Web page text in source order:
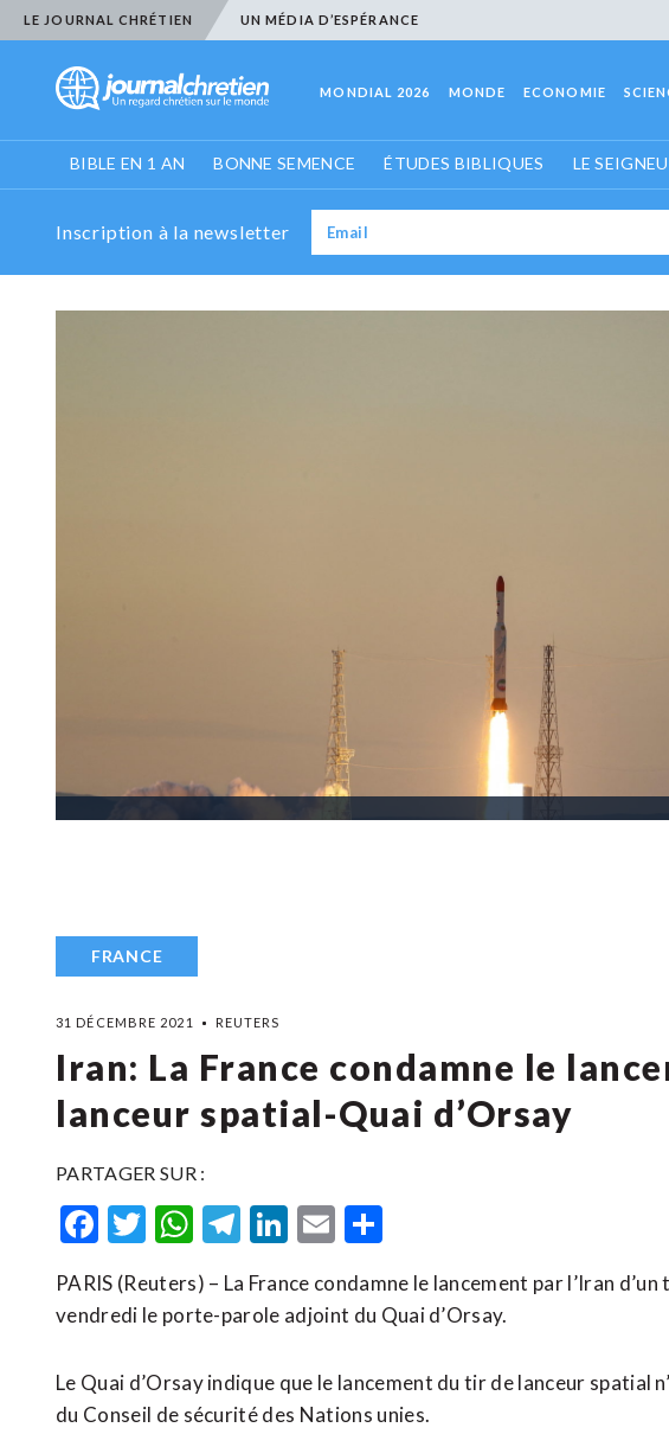
LE JOURNAL CHRÉTIEN UN MÉDIA D’ESPÉRANCE
MONDIAL 2026 MONDE ECONOMIE
BIBLE EN 1 AN BONNE SEMENCE ÉTUDES BIBLIQUES LE
Inscription à la newsletter
FRANCE
31 DÉCEMBRE 2021 REUTERS
Iran: La France condamne le
lanceur spatial-Quai d’Orsay
PARTAGER SUR :
Facebook
Twitter
WhatsApp
Telegram
LinkedIn
Email
PARIS (Reuters) – La France condamne le lancement par l’Iran
vendredi le porte-parole adjoint du Quai d’Orsay.
Le Quai d’Orsay indique que le lancement du tir de lanceur spatial
du Conseil de sécurité des Nations unies.